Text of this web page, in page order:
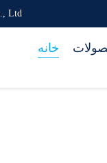
Ltd.
خانه